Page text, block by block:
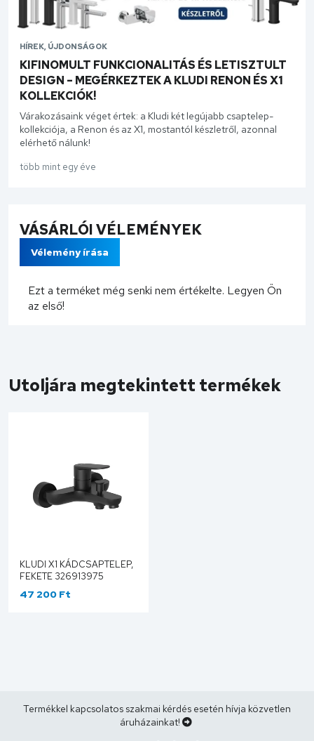
HÍREK, ÚJDONSÁGOK
KIFINOMULT FUNKCIONALITÁS ÉS LETISZTULT
DESIGN – MEGÉRKEZTEK A KLUDI RENON ÉS X1
KOLLEKCIÓK!
Várakozásaink véget értek: a Kludi két legújabb csaptelep-
kollekciója, a Renon és az X1, mostantól készletről, azonnal
elérhető nálunk!
több mint egy éve
VÁSÁRLÓI VÉLEMÉNYEK
Vélemény írása
Ezt a terméket még senki nem értékelte. Legyen Ön
az első!
Utoljára megtekintett termékek
KLUDI X1 KÁDCSAPTELEP,
FEKETE 326913975
47 200 Ft
Termékkel kapcsolatos szakmai kérdés esetén hívja közvetlen
áruházainkat!